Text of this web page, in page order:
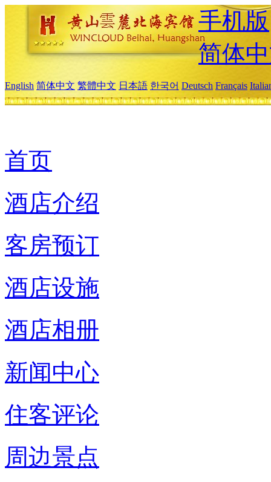
手机版
简体
English 简体中文 繁體中文 日本語 한국어 Deutsch Français
首页
酒店介绍
客房预订
酒店设施
酒店相册
新闻中心
住客评论
周边景点